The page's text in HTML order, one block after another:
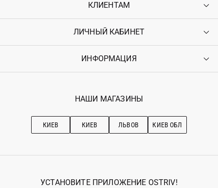
КЛИЕНТАМ
Контакты
Возврат
Гарантия
ЛИЧНЫЙ КАБИНЕТ
Войти
Ostriv Club+
ИНФОРМАЦИЯ
Наши магазини
Рекомендации по уходу
НАШИ МАГАЗИНЫ
КИЕВ КИЕВ ЛЬВОВ КИЕВ ОБЛ
УСТАНОВИТЕ ПРИЛОЖЕНИЕ OSTRIV!